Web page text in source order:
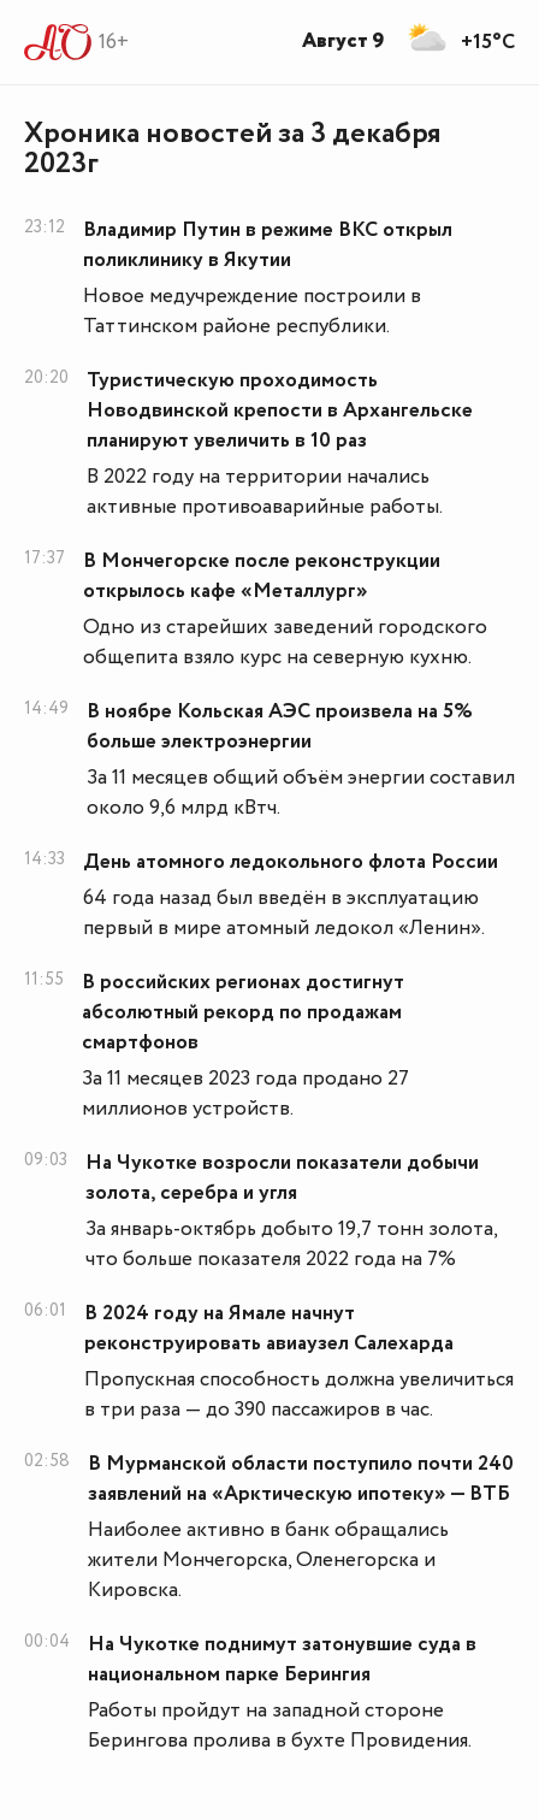
16+
Хроника новостей за 3 декабря
2023г
23:12
Владимир Путин в режиме ВКС открыл
поликлинику в Якутии
Новое медучреждение построили в
Таттинском районе республики.
20:20
Туристическую проходимость
Новодвинской крепости в Архангельске
планируют увеличить в 10 раз
В 2022 году на территории начались
активные противоаварийные работы.
17:37
В Мончегорске после реконструкции
открылось кафе «Металлург»
Одно из старейших заведений городского
общепита взяло курс на северную кухню.
14:49
В ноябре Кольская АЭС произвела на 5%
больше электроэнергии
За 11 месяцев общий объём энергии составил
около 9,6 млрд кВтч.
14:33
День атомного ледокольного флота России
64 года назад был введён в эксплуатацию
первый в мире атомный ледокол «Ленин».
11:55
В российских регионах достигнут
абсолютный рекорд по продажам
смартфонов
За 11 месяцев 2023 года продано 27
миллионов устройств.
09:03
На Чукотке возросли показатели добычи
золота, серебра и угля
За январь-октябрь добыто 19,7 тонн золота,
что больше показателя 2022 года на 7%
06:01
В 2024 году на Ямале начнут
реконструировать авиаузел Салехарда
Пропускная способность должна увеличиться
в три раза — до 390 пассажиров в час.
02:58
В Мурманской области поступило почти 240
заявлений на «Арктическую ипотеку» — ВТБ
Наиболее активно в банк обращались
жители Мончегорска, Оленегорска и
Кировска.
00:04
На Чукотке поднимут затонувшие суда в
национальном парке Берингия
Работы пройдут на западной стороне
Берингова пролива в бухте Провидения.
+15°C
Август 9